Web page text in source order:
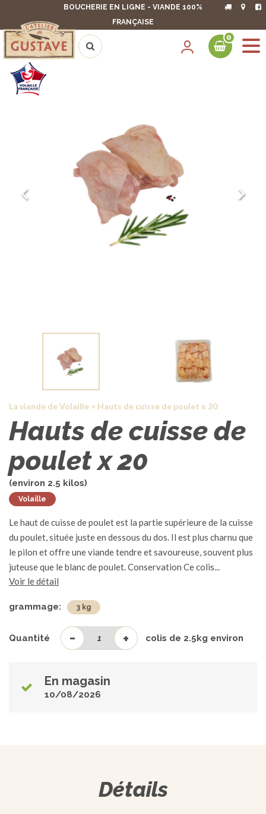
BOUCHERIE EN LIGNE - VIANDE 100%
FRANÇAISE
0
La viande de Volaille > Hauts de cuisse de poulet x 20
Hauts de cuisse de
poulet x 20
(environ 2.5 kilos)
Volaille
Le haut de cuisse de poulet est la partie supérieure de la cuisse
du poulet, située juste en dessous du dos. Il est plus charnu que
le pilon et offre une viande tendre et savoureuse, souvent plus
juteuse que le blanc de poulet. Conservation Ce colis...
Voir le détail
grammage: 3 kg
Quantité - + colis de 2.5 kg environ
En magasin
10/08/2026
Détails